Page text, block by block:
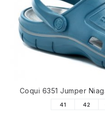
Coqui 6351 Jumper
41 42